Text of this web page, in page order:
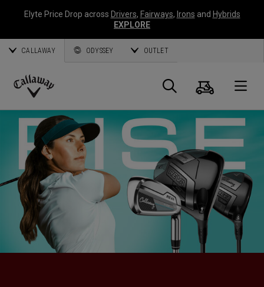
Elyte Price Drop across Drivers, Fairways, Irons and Hybrids
EXPLORE
CALLAWAY ODYSSEY OUTLET
Callaway
Suche